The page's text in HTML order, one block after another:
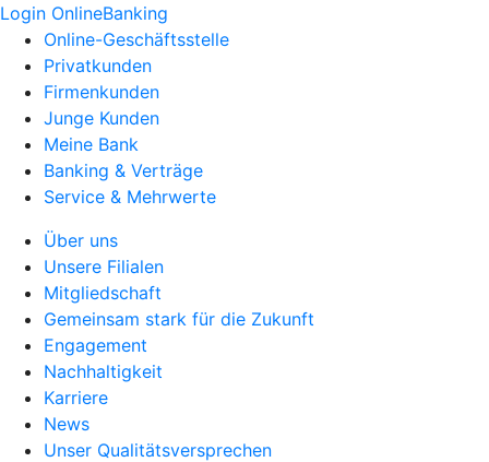
Login OnlineBanking
Online-Geschäftsstelle
Privatkunden
Firmenkunden
Junge Kunden
Meine Bank
Banking & Verträge
Service & Mehrwerte
Über uns
Unsere Filialen
Mitgliedschaft
Gemeinsam stark für die Zukunft
Engagement
Nachhaltigkeit
Karriere
News
Unser Qualitätsversprechen